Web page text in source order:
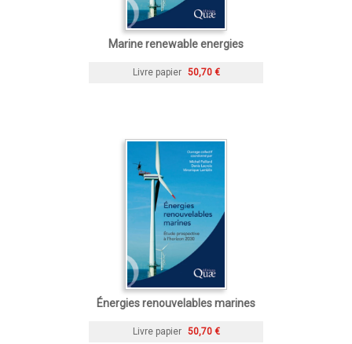
Marine renewable energies
Livre papier 50,70 €
Énergies renouvelables marines
Livre papier 50,70 €